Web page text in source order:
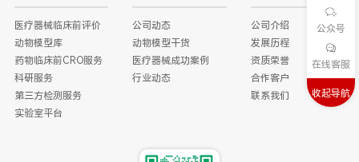
医疗器械临床前评价
动物模型库
药物临床前CRO服务
科研服务
第三方检测服务
实验室平台
公司动态
动物模型干货
医疗器械成功案例
行业动态
公司介绍
发展历程
资质荣誉
合作客户
联系我们
公众号
在线客服
收起导航